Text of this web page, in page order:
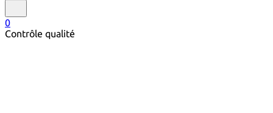
0
Contrôle qualité